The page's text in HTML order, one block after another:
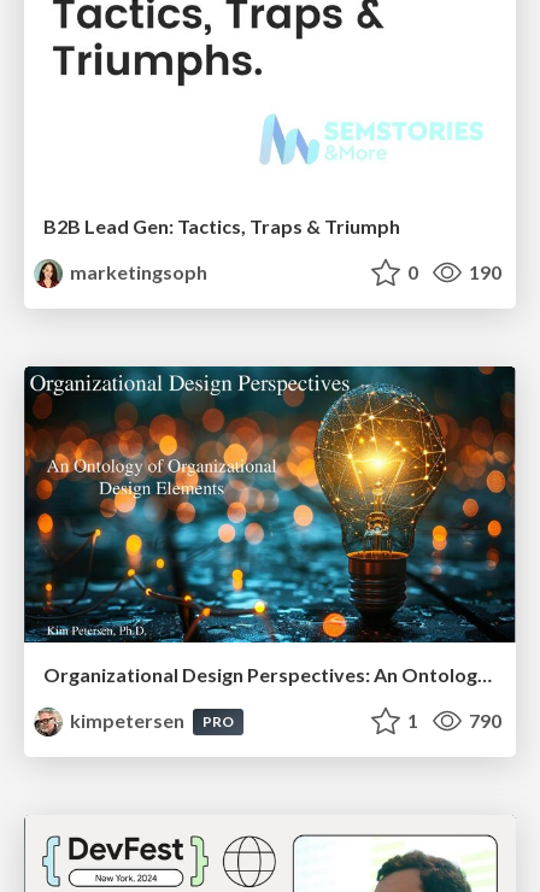
B2B Lead Gen: Tactics, Traps & Triumph
marketingsoph
0 190
Organizational Design Perspectives: An Ontology of Organizational Design Elements
kimpetersen
PRO 1 790